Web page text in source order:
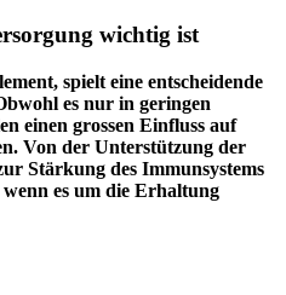
wichtig ist
spielt eine entscheidende
es nur in geringen
einen grossen Einfluss auf
Von der Unterstützung der
Stärkung des Immunsystems
wenn es um die Erhaltung